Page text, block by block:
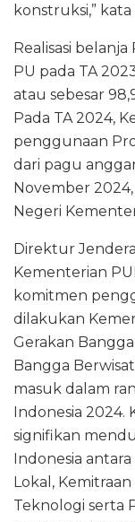
konstruksi,”
Realisasi
PU pada TA
atau sebesar
Pada TA 2024,
penggunaan
dari pagu
November
Negeri
Direktur
Kementerian
komitmen
dilakukan
Gerakan
Bangga
masuk dalam
Indonesia 2024.
signifikan
Indonesia
Lokal,
Teknologi serta